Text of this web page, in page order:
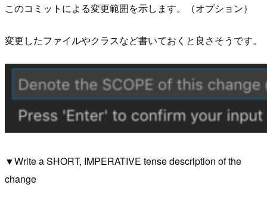
このコミットによる変更範囲を示します。（オプション）
変更したファイルやクラスなど書いておくと良さそうです。
▼Write a SHORT, IMPERATIVE tense description of the
change